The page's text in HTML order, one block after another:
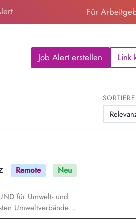
Für
Job Alert erstellen Link
Remote
Neu
für Umwelt- und
Umweltverbände
und ermöglichen